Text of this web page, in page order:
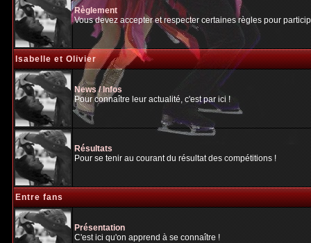
Règlement
Vous devez accepter et respecter certaines règles pour
Isabelle et Olivier
News / Infos
Pour connaître leur actualité, c'est par ici !
Résultats
Pour se tenir au courant du résultat des compétitions !
Entre fans
Présentation
C'est ici qu'on apprend à se connaître !